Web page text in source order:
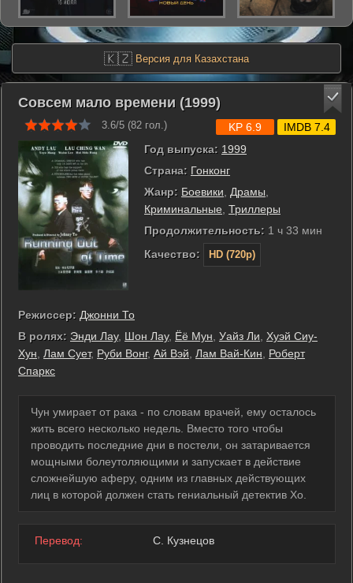
🇰🇿 Версия для Казахстана
Совсем мало времени (1999)
3.6/5 (82 гол.)
Год выпуска: 1999
Страна: Гонконг
Жанр: Боевики Драмы
Криминальные Триллеры
Продолжительность: 1 ч 33 мин
Качество:
HD (720p)
KP 6.9 IMDB 7.4
Режиссер: Джонни То
В ролях: Энди Лау, Шон Лау, Ёё Мун Уайз Ли
Хуэй Сиу-
Хун
Лам Сует, Руби Вонг, Ай Вэй Лам Вай-Кин
Роберт
Спаркс
Чун умирает от рака - по словам врачей, ему осталось
жить всего несколько недель. Вместо того чтобы
проводить последние дни в постели, он затаривается
мощными болеутоляющими и запускает в действие
сложнейшую аферу, одним из главных действующих
лиц в которой должен стать гениальный детектив Хо.
Перевод: С. Кузнецов